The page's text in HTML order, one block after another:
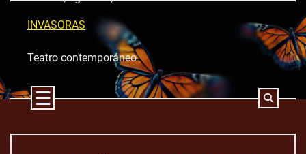
INVASORAS
Teatro contemporáneo